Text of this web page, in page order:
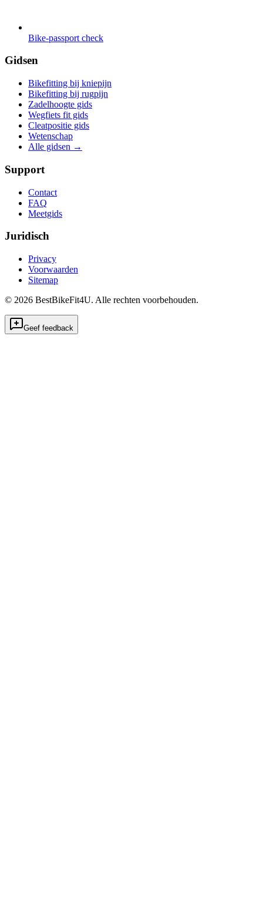
Bike-passport check
Gidsen
Bikefitting bij kniepijn
Bikefitting bij rugpijn
Zadelhoogte gids
Wegfiets fit gids
Cleatpositie gids
Wetenschap
Alle gidsen →
Support
Contact
FAQ
Meetgids
Juridisch
Privacy
Voorwaarden
Sitemap
© 2026 BestBikeFit4U. Alle rechten voorbehouden.
Geef feedback